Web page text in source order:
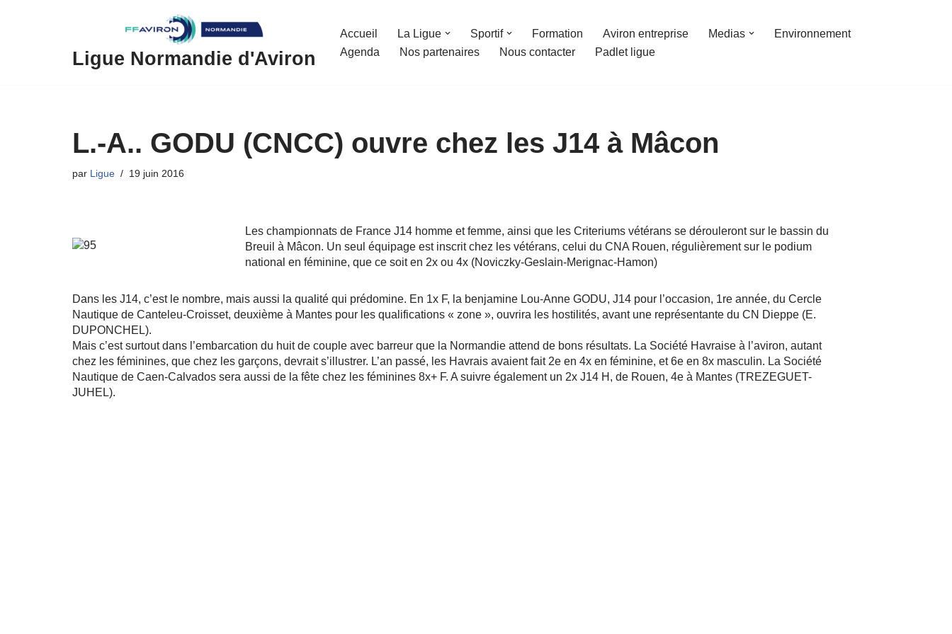
Ligue Normandie d'Aviron
Accueil La Ligue Sportif Formation Aviron entreprise Medias
Environnement
Agenda
Nos partenaires Nous contacter Padlet ligue
L.-A.. GODU (CNCC) ouvre chez les J14 à Mâcon
par Ligue 19 juin 2016
Les championnats de France J14 homme et femme, ainsi que les Criteriums vétérans se dérouleront sur le bassin du
Breuil à Mâcon. Un seul équipage est inscrit chez les vétérans, celui du CNA Rouen, régulièrement sur le podium
national en féminine, que ce soit en 2x ou 4x (Noviczky-Geslain-Merignac-Hamon)
Dans les J14, c’est le nombre, mais aussi la qualité qui prédomine. En 1x F, la benjamine Lou-Anne GODU, J14 pour l’occasion, 1re année, du Cercle
Nautique de Canteleu-Croisset, deuxième à Mantes pour les qualifications « zone », ouvrira les hostilités, avant une représentante du CN Dieppe (E.
DUPONCHEL).
Mais c’est surtout dans l’embarcation du huit de couple avec barreur que la Normandie attend de bons résultats. La Société Havraise à l’aviron, autant
chez les féminines, que chez les garçons, devrait s’illustrer. L’an passé, les Havrais avaient fait 2e en 4x en féminine, et 6e en 8x masculin. La Société
Nautique de Caen-Calvados sera aussi de la fête chez les féminines 8x+ F. A suivre également un 2x J14 H, de Rouen, 4e à Mantes (TREZEGUET-
JUHEL).